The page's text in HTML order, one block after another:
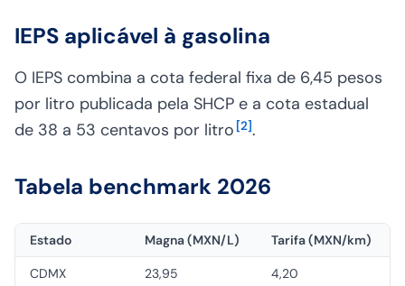
IEPS aplicável à gasolina
O IEPS combina a cota federal fixa de 6,45 pesos
por litro publicada pela SHCP e a cota estadual
de 38 a 53 centavos por litro [2].
Tabela benchmark 2026
Estado Magna (MXN/L) Tarifa (MXN/km)
CDMX 23,95 4,20